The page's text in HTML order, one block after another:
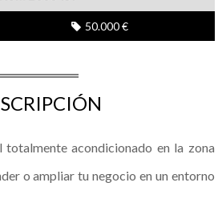
50.000 €
totalmente acondicionado en la zona
o ampliar tu negocio en un entorno